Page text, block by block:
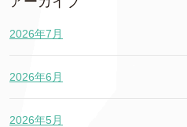
2026年7月
2026年6月
2026年5月